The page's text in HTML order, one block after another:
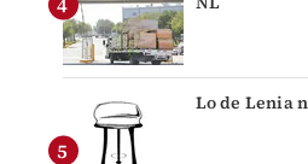
Lo de Lenia